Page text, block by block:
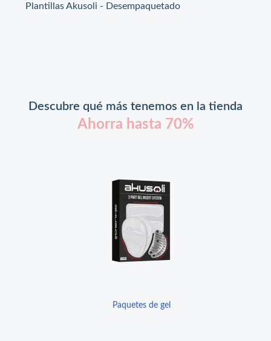
Plantillas Akusoli - Desempaquetado
Descubre qué más tenemos en la tienda
Ahorra hasta 70%
Paquetes de gel